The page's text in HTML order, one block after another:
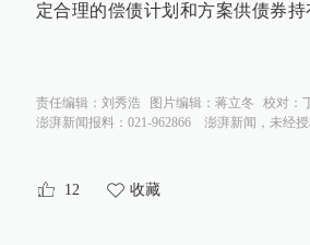
定合理的偿债计划和方案供债券
责任编辑： 刘秀浩 图片编辑： 蒋立冬 校对：
澎湃新闻报料：021-962866
澎湃新闻，未经
12 收藏